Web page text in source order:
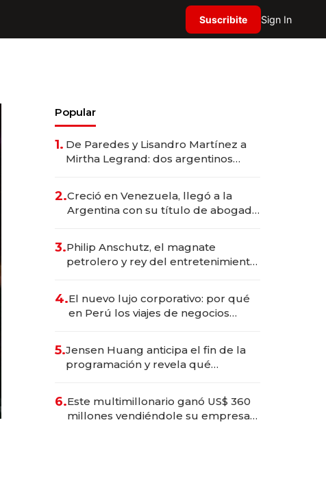
Suscribite Sign In
Popular
1. De Paredes y Lisandro Martínez a
Mirtha Legrand: dos argentinos
2.Creció en Venezuela, llegó a la
Argentina con su título de abogado
marcas "fast premium"
3.Philip Anschutz, el magnate
petrolero y rey del entretenimiento
4.El nuevo lujo corporativo: por qué
en Perú los viajes de negocios
transformadoras
5.Jensen Huang anticipa el fin de la
programación y revela qué
6.Este multimillonario ganó US$ 360
millones vendiéndole su empresa